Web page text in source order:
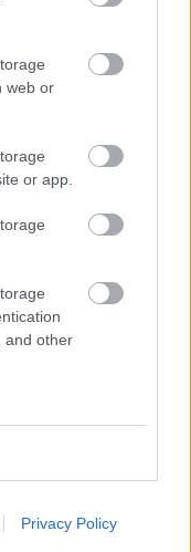
web or
or app.
and other
Privacy Policy
στη
τα
Τι αλλάζει
για
ετών –